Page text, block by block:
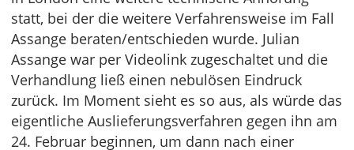
statt, bei der die weitere Verfahrensweise im Fall
Assange beraten/entschieden wurde. Julian
Assange war per Videolink zugeschaltet und die
Verhandlung ließ einen nebulösen Eindruck
zurück. Im Moment sieht es so aus, als würde das
eigentliche Auslieferungsverfahren gegen ihn am
24. Februar beginnen, um dann nach einer